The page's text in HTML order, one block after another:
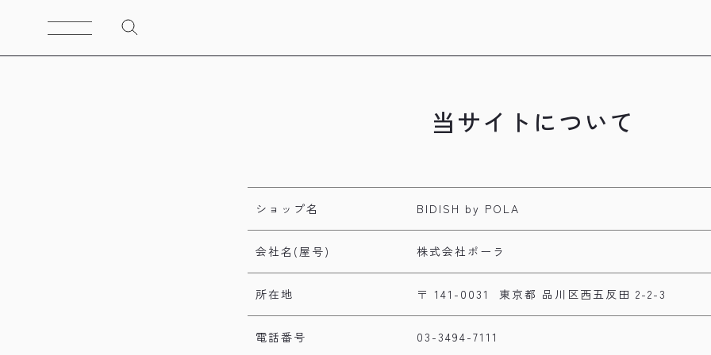
当サイトについて
ショップ名 BIDISH by POLA
会社名(屋号) 株式会社ポーラ
所在地 〒 141-0031 東京都 品川区西五反田 2-2-3
電話番号 03-3494-7111